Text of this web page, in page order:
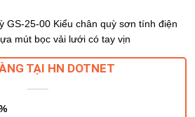
GS-25-00 Kiểu chân quỳ sơn tính điện
mút bọc vải lưới có tay vịn
TẠI HN DOTNET